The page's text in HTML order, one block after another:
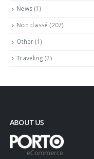
News (1)
Non classé (207)
Other (1)
Traveling (2)
ABOUT US